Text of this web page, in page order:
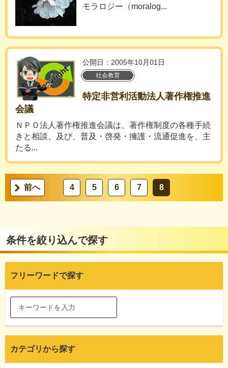
モラロジー（moralog...
公開日：2005年10月01日
社会教育
特定非営利活動法人著作権推進
会議
ＮＰＯ法人著作権推進会議は、著作権制度の各種手続
きと相談、及び、普及・啓発・擁護・流通促進を、主
たる...
前へ 4 5 6 7 8
条件を絞り込んで探す
フリーワードで探す
カテゴリから探す